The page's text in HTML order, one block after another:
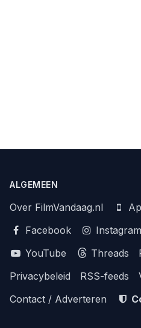
ALGEMEEN
Over FilmVandaag.nl
Facebook
Instagram
YouTube
Threads
Privacybeleid
RSS-feeds
Contact / Adverteren